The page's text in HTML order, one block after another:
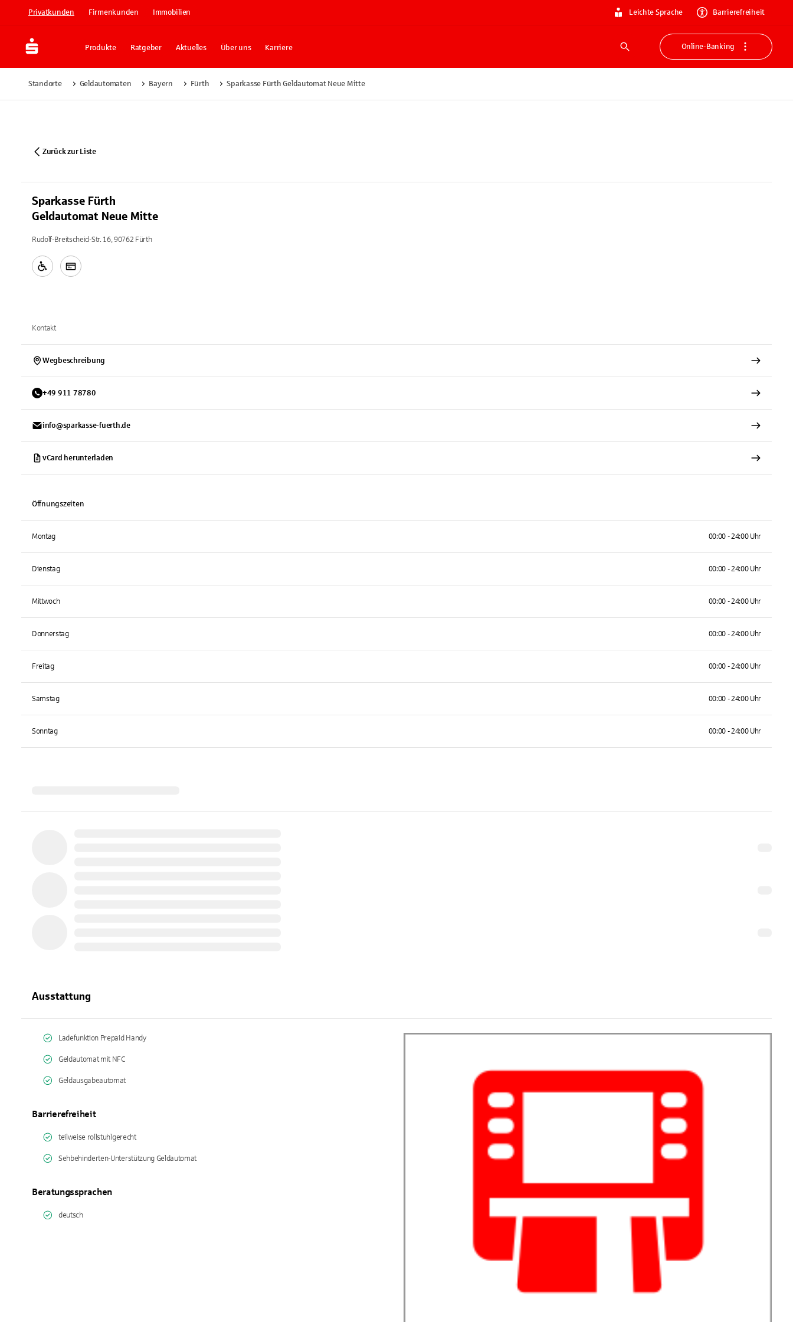
Privatkunden Firmenkunden Immobilien Leichte Sprache Barrierefreiheit
Produkte Ratgeber Aktuelles Über uns Karriere
Suche
Online-Banking
Standorte Geldautomaten Bayern Fürth Sparkasse Fürth Geldautomat Neue Mitte
Zurück zur Liste
Sparkasse Fürth
Geldautomat Neue Mitte
Rudolf-Breitscheid-Str. 16, 90762 Fürth
Kontakt
Wegbeschreibung
+49 911 78780
info@sparkasse-fuerth.de
vCard herunterladen
Öffnungszeiten
Montag 00:00 - 24:00 Uhr
Dienstag 00:00 - 24:00 Uhr
Mittwoch 00:00 - 24:00 Uhr
Donnerstag 00:00 - 24:00 Uhr
Freitag 00:00 - 24:00 Uhr
Samstag 00:00 - 24:00 Uhr
Sonntag 00:00 - 24:00 Uhr
Ausstattung
Ladefunktion Prepaid Handy
Geldautomat mit NFC
Geldausgabeautomat
Barrierefreiheit
teilweise rollstuhlgerecht
Sehbehinderten-Unterstützung Geldautomat
Beratungssprachen
deutsch